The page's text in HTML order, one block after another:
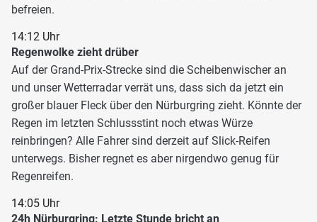
befreien.
14:12 Uhr
Regenwolke zieht drüber
Auf der Grand-Prix-Strecke sind die Scheibenwischer an
und unser Wetterradar verrät uns, dass sich da jetzt ein
großer blauer Fleck über den Nürburgring zieht. Könnte der
Regen im letzten Schlussstint noch etwas Würze
reinbringen? Alle Fahrer sind derzeit auf Slick-Reifen
unterwegs. Bisher regnet es aber nirgendwo genug für
Regenreifen.
14:05 Uhr
24h Nürburgring: Letzte Stunde bricht an